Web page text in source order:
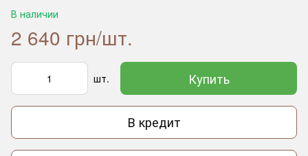
В наличии
2 640 грн/шт.
шт. Купить
В кредит